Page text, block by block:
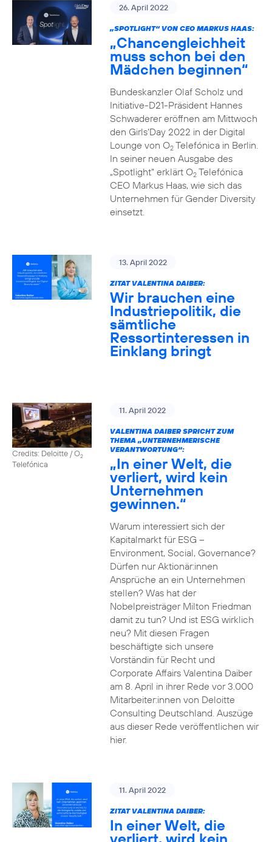
26. April 2022
„SPOTLIGHT“ VON CEO MARKUS HAAS:
„Chancengleichheit
muss schon bei den
Mädchen beginnen“
Bundeskanzler Olaf Scholz und
Initiative-D21-Präsident Hannes
Schwaderer eröffnen am Mittwoch
den Girls‘Day 2022 in der Digital
Lounge von O2Telefónica in Berlin.
In seiner neuen Ausgabe des
„Spotlight“ erklärt O2Telefónica
CEO Markus Haas, wie sich das
Unternehmen für Gender Diversity
einsetzt.
13. April 2022
ZITAT VALENTINA DAIBER:
Wir brauchen eine
Industriepolitik, die
sämtliche
Ressortinteressen in
Einklang bringt
Credits: Deloitte / O2
Telefónica
11. April 2022
VALENTINA DAIBER SPRICHT ZUM
THEMA „UNTERNEHMERISCHE
VERANTWORTUNG“:
„In einer Welt, die
verliert, wird kein
Unternehmen
gewinnen.“
Warum interessiert sich der
Kapitalmarkt für ESG –
Environment, Social, Governance?
Dürfen nur Aktionär:innen
Ansprüche an ein Unternehmen
stellen? Was hat der
Nobelpreisträger Milton Friedman
damit zu tun? Und ist ESG wirklich
neu? Mit diesen Fragen
beschäftigte sich unsere
Vorständin für Recht und
Corporate Affairs Valentina Daiber
am 8. April in ihrer Rede vor 3.000
Mitarbeiter:innen von Deloitte
Consulting Deutschland. Auszüge
aus dieser Rede veröffentlichen wir
hier.
11. April 2022
ZITAT VALENTINA DAIBER:
In einer Welt, die
verliert, wird kein